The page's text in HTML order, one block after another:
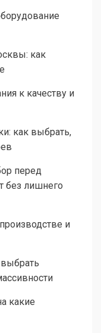
как
к качеству и
как выбрать,
перед
без лишнего
и
какие